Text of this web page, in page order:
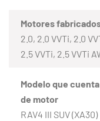
Motores
2.0, 2.0 VVTi, 2.0
2.5 VVTi, 2.5 VVTi
Modelo que
de motor
RAV4 III SUV (XA30)